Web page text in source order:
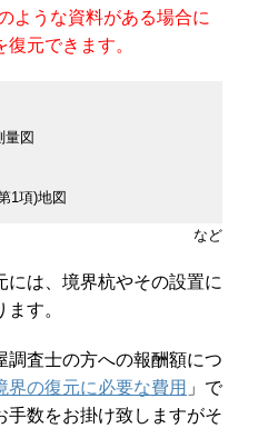
ような資料がある場合に
元できます。
量図
1項)地図
など
には、境界杭やその設置に
す。
調査士の方への報酬額につ
界の復元に必要な費用 」で
手数をお掛け致しますがそ